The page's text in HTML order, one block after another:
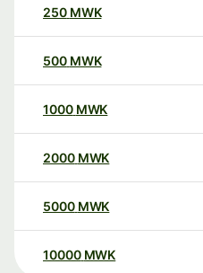
250 MWK
500 MWK
1000 MWK
2000 MWK
5000 MWK
10000 MWK